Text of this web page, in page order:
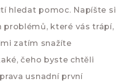
hledat pomoc. Napíšte si
problémů, které vás trápí,
zatím snažíte
čeho byste chtěli
usnadní první